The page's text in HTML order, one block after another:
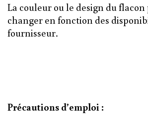
La couleur ou le design du
changer en fonction des
fournisseur.
Précautions d’emploi :